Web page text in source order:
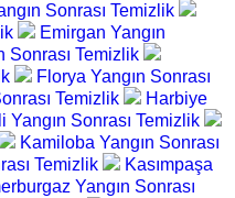
Sonrası Temizlik
Emirgan Yangın
Sonrası Temizlik
Florya Yangın Sonrası
Temizlik
Harbiye
Yangın Sonrası Temizlik
Kamiloba Yangın Sonrası
Temizlik
Kasımpaşa
Yangın Sonrası